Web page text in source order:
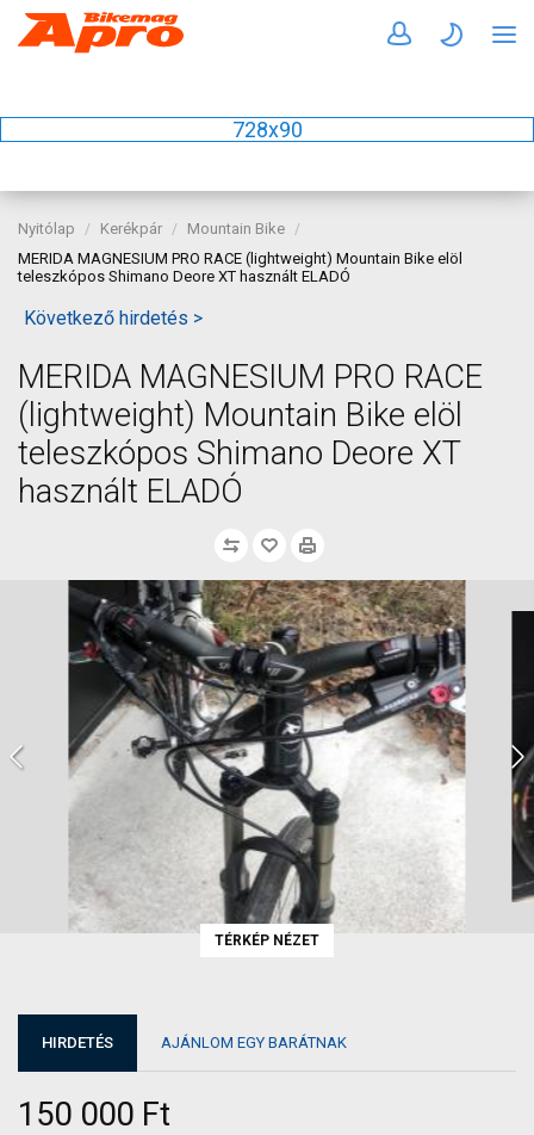
728x90
Nyitólap Kerékpár
Mountain Bike
MERIDA MAGNESIUM PRO RACE (lightweight) Mountain Bike elöl
teleszkópos Shimano Deore XT használt ELADÓ
Következő hirdetés >
MERIDA MAGNESIUM PRO RACE
(lightweight) Mountain Bike elöl
teleszkópos Shimano Deore XT
használt ELADÓ
TÉRKÉP NÉZET
HIRDETÉS AJÁNLOM EGY BARÁTNAK
150 000 Ft